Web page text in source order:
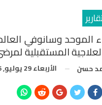
الموحد وسانوفي
المستقبلية
حسن الأربعاء 29 يوليو, 2026 5:23 م